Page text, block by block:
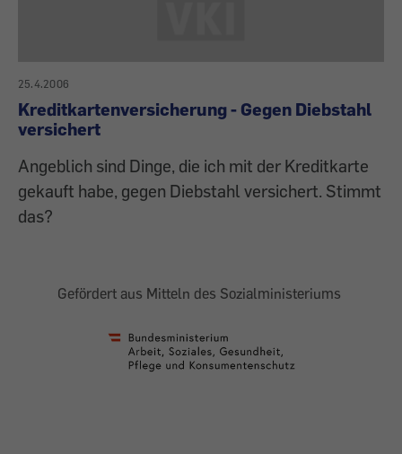
25.4.2006
Kreditkartenversicherung - Gegen Diebstahl
versichert
Angeblich sind Dinge, die ich mit der Kreditkarte
gekauft habe, gegen Diebstahl versichert. Stimmt
das?
Gefördert aus Mitteln des Sozialministeriums